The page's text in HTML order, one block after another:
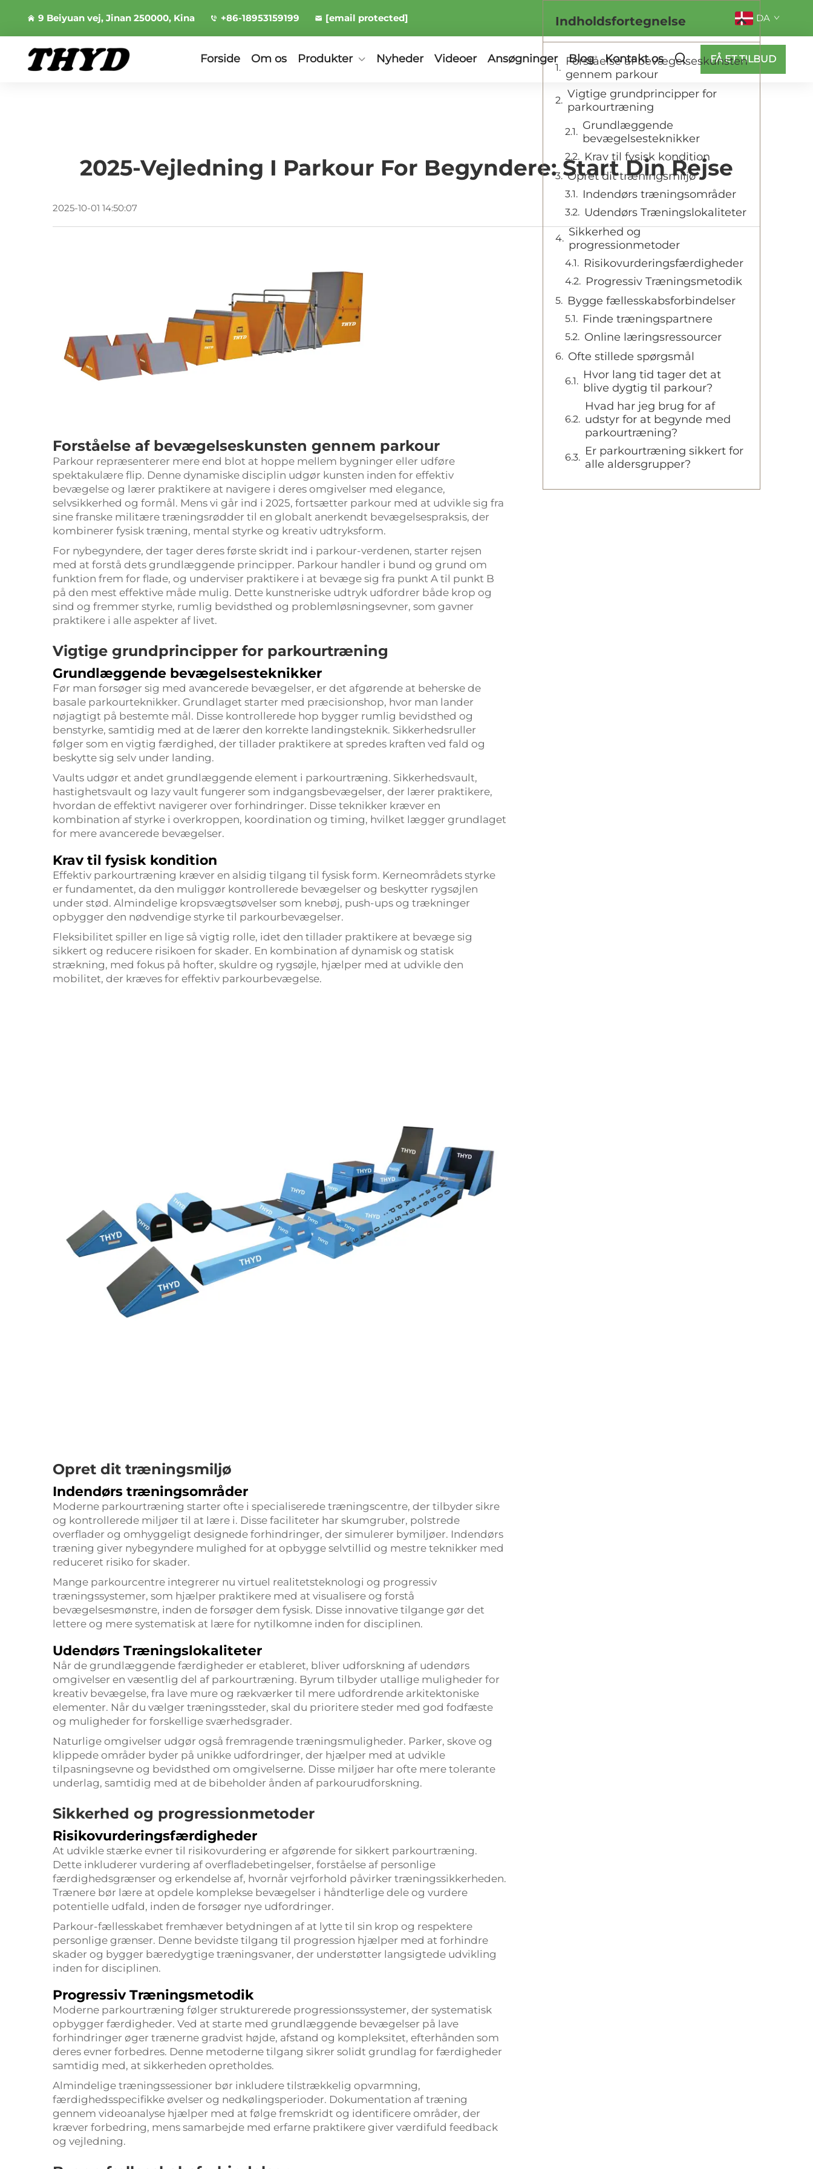
9 Beiyuan vej, Jinan 250000, Kina +86-18953159199 [email protected] DA
Forside Om os Produkter Nyheder Videoer Ansøgninger Blog Kontakt os FÅ ET TILBUD
2025-Vejledning I Parkour For Begyndere: Start Din Rejse
2025-10-01 14:50:07
Forståelse af bevægelseskunsten gennem parkour
Parkour repræsenterer mere end blot at hoppe mellem bygninger eller udføre
spektakulære flip. Denne dynamiske disciplin udgør kunsten inden for effektiv
bevægelse og lærer praktikere at navigere i deres omgivelser med elegance,
selvsikkerhed og formål. Mens vi går ind i 2025, fortsætter parkour med at udvikle sig fra
sine franske militære træningsrødder til en globalt anerkendt bevægelsespraksis, der
kombinerer fysisk træning, mental styrke og kreativ udtryksform.
For nybegyndere, der tager deres første skridt ind i parkour-verdenen, starter rejsen
med at forstå dets grundlæggende principper. Parkour handler i bund og grund om
funktion frem for flade, og underviser praktikere i at bevæge sig fra punkt A til punkt B
på den mest effektive måde mulig. Dette kunstneriske udtryk udfordrer både krop og
sind og fremmer styrke, rumlig bevidsthed og problemløsningsevner, som gavner
praktikere i alle aspekter af livet.
Vigtige grundprincipper for parkourtræning
Grundlæggende bevægelsesteknikker
Før man forsøger sig med avancerede bevægelser, er det afgørende at beherske de
basale parkourteknikker. Grundlaget starter med præcisionshop, hvor man lander
nøjagtigt på bestemte mål. Disse kontrollerede hop bygger rumlig bevidsthed og
benstyrke, samtidig med at de lærer den korrekte landingsteknik. Sikkerhedsruller
følger som en vigtig færdighed, der tillader praktikere at spredes kraften ved fald og
beskytte sig selv under landing.
Vaults udgør et andet grundlæggende element i parkourtræning. Sikkerhedsvault,
hastighetsvault og lazy vault fungerer som indgangsbevægelser, der lærer praktikere,
hvordan de effektivt navigerer over forhindringer. Disse teknikker kræver en
kombination af styrke i overkroppen, koordination og timing, hvilket lægger grundlaget
for mere avancerede bevægelser.
Krav til fysisk kondition
Effektiv parkourtræning kræver en alsidig tilgang til fysisk form. Kerneområdets styrke
er fundamentet, da den muliggør kontrollerede bevægelser og beskytter rygsøjlen
under stød. Almindelige kropsvægtsøvelser som knebøj, push-ups og trækninger
opbygger den nødvendige styrke til parkourbevægelser.
Fleksibilitet spiller en lige så vigtig rolle, idet den tillader praktikere at bevæge sig
sikkert og reducere risikoen for skader. En kombination af dynamisk og statisk
strækning, med fokus på hofter, skuldre og rygsøjle, hjælper med at udvikle den
mobilitet, der kræves for effektiv parkourbevægelse.
Opret dit træningsmiljø
Indendørs træningsområder
Moderne parkourtræning starter ofte i specialiserede træningscentre, der tilbyder sikre
og kontrollerede miljøer til at lære i. Disse faciliteter har skumgruber, polstrede
overflader og omhyggeligt designede forhindringer, der simulerer bymiljøer. Indendørs
træning giver nybegyndere mulighed for at opbygge selvtillid og mestre teknikker med
reduceret risiko for skader.
Mange parkourcentre integrerer nu virtuel realitetsteknologi og progressiv
træningssystemer, som hjælper praktikere med at visualisere og forstå
bevægelsesmønstre, inden de forsøger dem fysisk. Disse innovative tilgange gør det
lettere og mere systematisk at lære for nytilkomne inden for disciplinen.
Udendørs Træningslokaliteter
Når de grundlæggende færdigheder er etableret, bliver udforskning af udendørs
omgivelser en væsentlig del af parkourtræning. Byrum tilbyder utallige muligheder for
kreativ bevægelse, fra lave mure og rækværker til mere udfordrende arkitektoniske
elementer. Når du vælger træningssteder, skal du prioritere steder med god fodfæste
og muligheder for forskellige sværhedsgrader.
Naturlige omgivelser udgør også fremragende træningsmuligheder. Parker, skove og
klippede områder byder på unikke udfordringer, der hjælper med at udvikle
tilpasningsevne og bevidsthed om omgivelserne. Disse miljøer har ofte mere tolerante
underlag, samtidig med at de bibeholder ånden af parkourudforskning.
Sikkerhed og progressionmetoder
Risikovurderingsfærdigheder
At udvikle stærke evner til risikovurdering er afgørende for sikkert parkourtræning.
Dette inkluderer vurdering af overfladebetingelser, forståelse af personlige
færdighedsgrænser og erkendelse af, hvornår vejrforhold påvirker træningssikkerheden.
Trænere bør lære at opdele komplekse bevægelser i håndterlige dele og vurdere
potentielle udfald, inden de forsøger nye udfordringer.
Parkour-fællesskabet fremhæver betydningen af at lytte til sin krop og respektere
personlige grænser. Denne bevidste tilgang til progression hjælper med at forhindre
skader og bygger bæredygtige træningsvaner, der understøtter langsigtede udvikling
inden for disciplinen.
Progressiv Træningsmetodik
Moderne parkourtræning følger strukturerede progressionssystemer, der systematisk
opbygger færdigheder. Ved at starte med grundlæggende bevægelser på lave
forhindringer øger trænerne gradvist højde, afstand og kompleksitet, efterhånden som
deres evner forbedres. Denne metoderne tilgang sikrer solidt grundlag for færdigheder
samtidig med, at sikkerheden opretholdes.
Almindelige træningssessioner bør inkludere tilstrækkelig opvarmning,
færdighedsspecifikke øvelser og nedkølingsperioder. Dokumentation af træning
gennem videoanalyse hjælper med at følge fremskridt og identificere områder, der
kræver forbedring, mens samarbejde med erfarne praktikere giver værdifuld feedback
og vejledning.
Indholdsfortegnelse
Forståelse af bevægelseskunsten
gennem parkour
Vigtige grundprincipper for
parkourtræning
Grundlæggende
bevægelsesteknikker
Krav til fysisk kondition
Opret dit træningsmiljø
Indendørs træningsområder
Udendørs Træningslokaliteter
Sikkerhed og
progressionmetoder
Risikovurderingsfærdigheder
Progressiv Træningsmetodik
Bygge fællesskabsforbindelser
Finde træningspartnere
Online læringsressourcer
Ofte stillede spørgsmål
Hvor lang tid tager det at
blive dygtig til parkour?
Hvad har jeg brug for af
udstyr for at begynde med
parkourtræning?
Er parkourtræning sikkert for
alle aldersgrupper?